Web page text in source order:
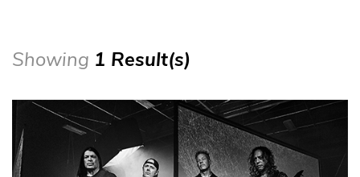
Showing 1 Result(s)